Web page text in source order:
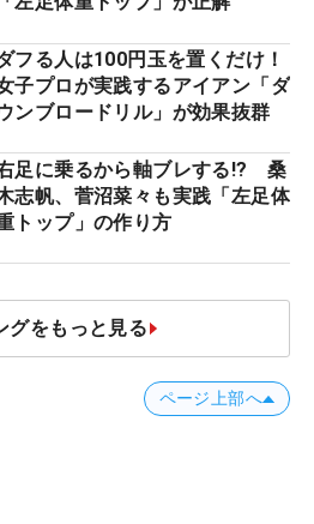
フる人は100円玉を置くだけ！
子プロが実践するアイアン「ダ
ンブロードリル」が効果抜群
足に乗るから軸ブレする!? 桑
志帆、菅沼菜々も実践「左足体
トップ」の作り方
グをもっと見る
ページ上部へ